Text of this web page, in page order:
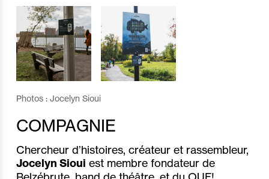
Photos : Jocelyn Sioui
COMPAGNIE
Chercheur d’histoires, créateur et rassembleur,
Jocelyn Sioui est membre fondateur de
Belzébrute, band de théâtre, et du OUF!